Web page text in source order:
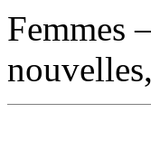
Femmes